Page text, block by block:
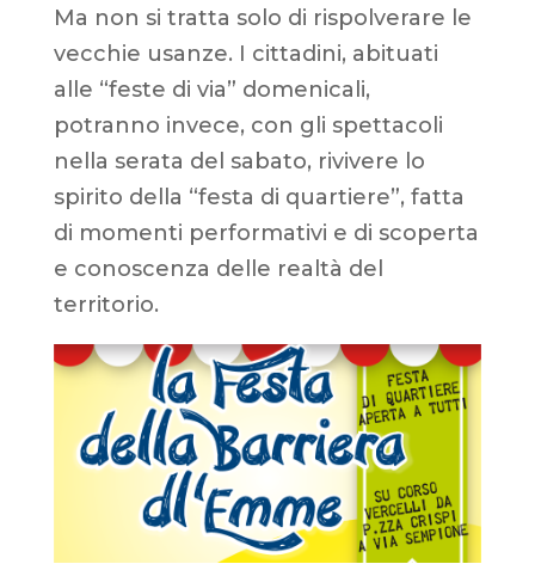
Ma non si tratta solo di rispolverare le
vecchie usanze. I cittadini, abituati
alle “feste di via” domenicali,
potranno invece, con gli spettacoli
nella serata del sabato, rivivere lo
spirito della “festa di quartiere”, fatta
di momenti performativi e di scoperta
e conoscenza delle realtà del
territorio.